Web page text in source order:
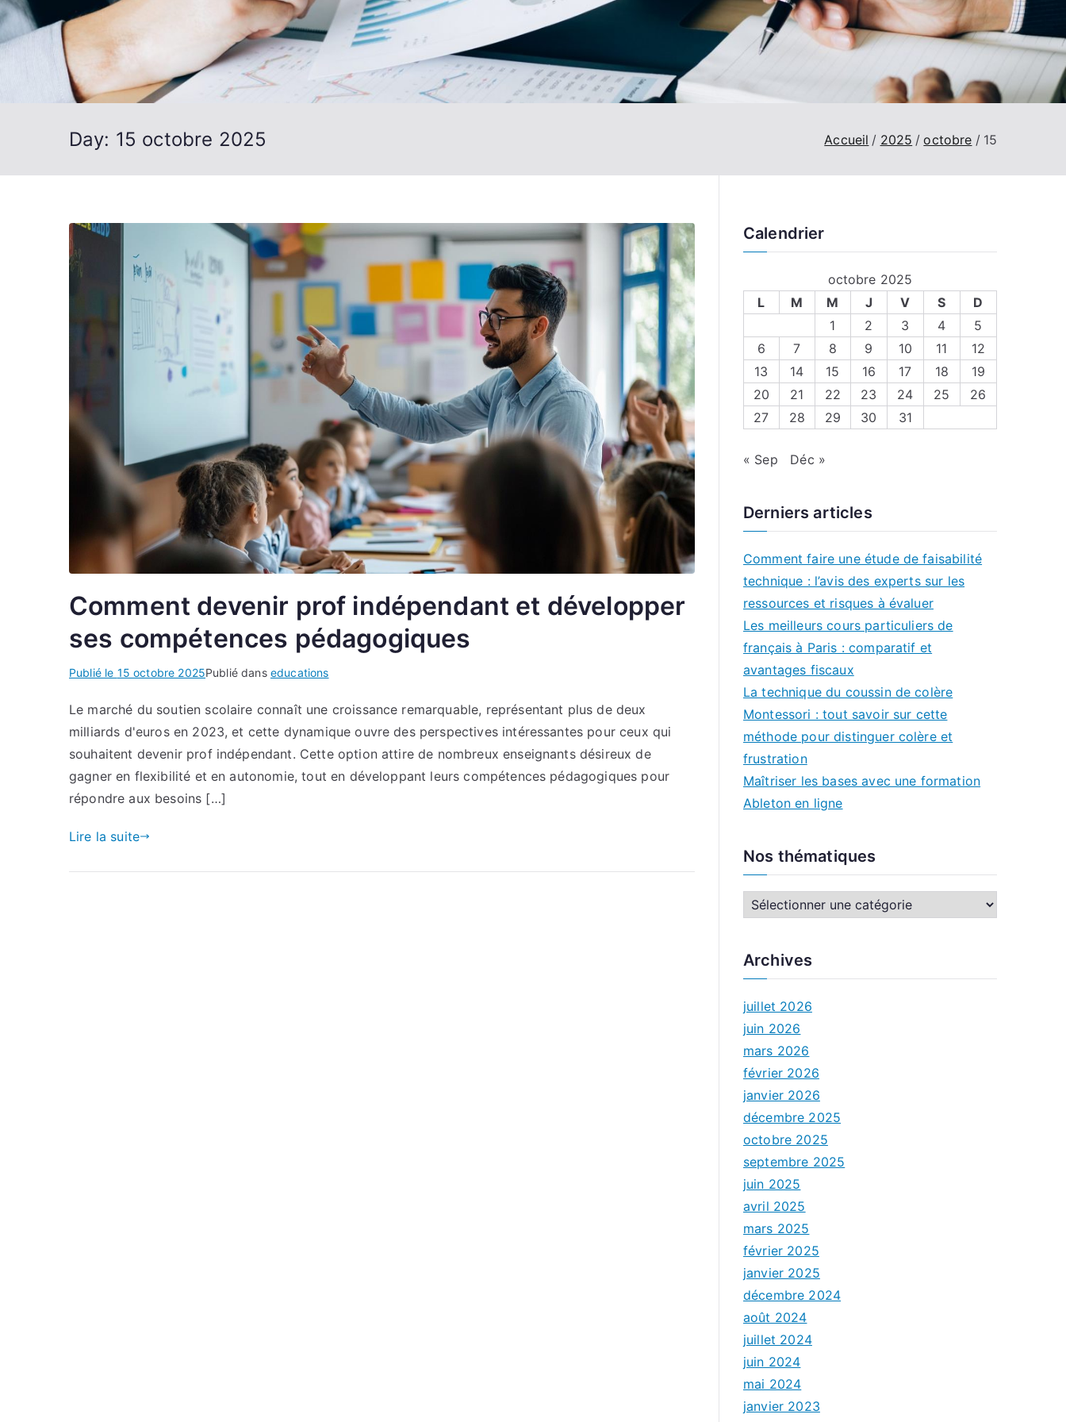
Day: 15 octobre 2025 Accueil 2025 octobre 15
Comment devenir prof indépendant et développer
ses compétences pédagogiques
Publié le 15 octobre 2025Publié dans educations
Le marché du soutien scolaire connaît une croissance remarquable, représentant plus de deux
milliards d'euros en 2023, et cette dynamique ouvre des perspectives intéressantes pour ceux qui
souhaitent devenir prof indépendant. Cette option attire de nombreux enseignants désireux de
gagner en flexibilité et en autonomie, tout en développant leurs compétences pédagogiques pour
répondre aux besoins […]
Lire la suite
Calendrier
octobre 2025
L
M M J V S
D
1
2 3 4
5
6
7 8 9 10 11
12
13
14 15 16 17 18
19
20
21 22 23 24 25
26
27
28 29 30 31
« Sep Déc »
Derniers articles
Comment faire une étude de faisabilité
technique : l’avis des experts sur les
ressources et risques à évaluer
Les meilleurs cours particuliers de
français à Paris : comparatif et
avantages fiscaux
La technique du coussin de colère
Montessori : tout savoir sur cette
méthode pour distinguer colère et
frustration
Maîtriser les bases avec une formation
Ableton en ligne
Nos thématiques
N
t
é
m
a
t
i
q
u
e
s
Archives
juillet 2026
juin 2026
mars 2026
février 2026
janvier 2026
décembre 2025
octobre 2025
septembre 2025
juin 2025
avril 2025
mars 2025
février 2025
janvier 2025
décembre 2024
août 2024
juillet 2024
juin 2024
mai 2024
janvier 2023